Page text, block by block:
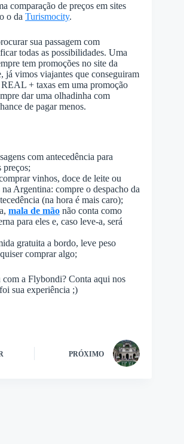
comparação de preços em sites
o da Turismocity.
sua passagem com
todas as possibilidades. Uma
tem promoções no site da
já vimos viajantes que conseguiram
+ taxas em uma promoção
dar uma olhadinha com
de pagar menos.
com antecedência para
preços;
vinhos, doce de leite ou
na Argentina: compre o despacho da
(na hora é mais caro);
mala de mão não conta como
para eles e, caso leve-a, será
gratuita a bordo, leve peso
comprar algo;
a Flybondi? Conta aqui nos
sua experiência ;)
PRÓXIMO